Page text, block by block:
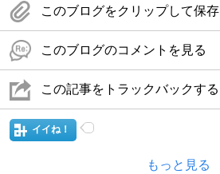
このブログをクリップして保存
このブログのコメントを見る
この記事をトラックバックする
イイね！
もっと見る